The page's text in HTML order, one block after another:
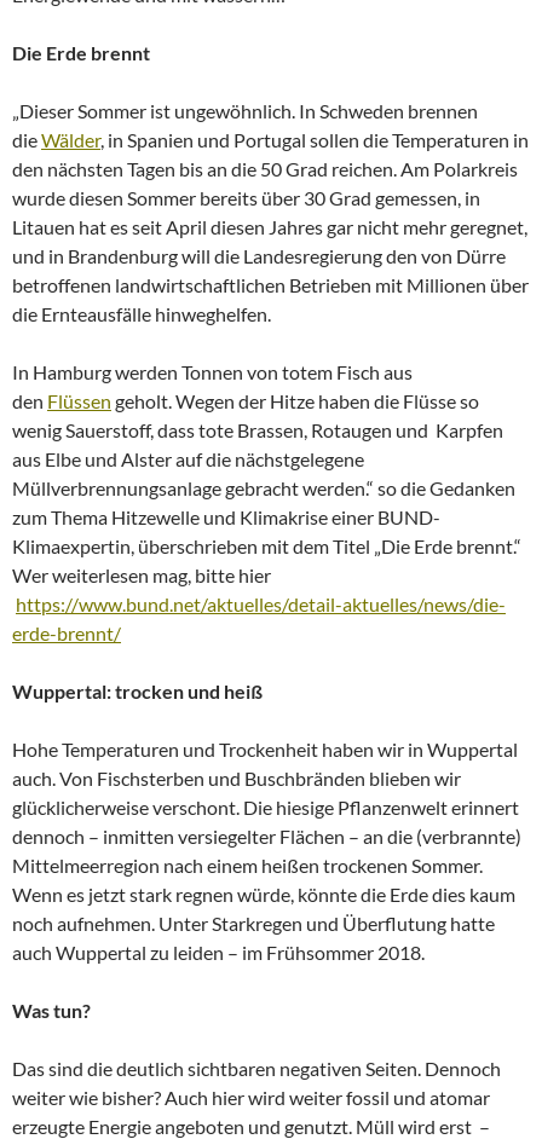
Die Erde brennt
„Dieser Sommer ist ungewöhnlich. In Schweden brennen
dieWälder, in Spanien und Portugal sollen die Temperaturen in
den nächsten Tagen bis an die 50 Grad reichen. Am Polarkreis
wurde diesen Sommer bereits über 30 Grad gemessen, in
Litauen hat es seit April diesen Jahres gar nicht mehr geregnet,
und in Brandenburg will die Landesregierung den von Dürre
betroffenen landwirtschaftlichen Betrieben mit Millionen über
die Ernteausfälle hinweghelfen.
In Hamburg werden Tonnen von totem Fisch aus
den Flüssen geholt. Wegen der Hitze haben die Flüsse so
wenig Sauerstoff, dass tote Brassen, Rotaugen und Karpfen
aus Elbe und Alster auf die nächstgelegene
Müllverbrennungsanlage gebracht werden.“ so die Gedanken
zum Thema Hitzewelle und Klimakrise einer BUND-
Klimaexpertin, überschrieben mit dem Titel „Die Erde brennt.“
Wer weiterlesen mag, bitte hier
https://www.bund.net/aktuelles/detail-aktuelles/news/die-
erde-brennt/
Wuppertal: trocken und heiß
Hohe Temperaturen und Trockenheit haben wir in Wuppertal
auch. Von Fischsterben und Buschbränden blieben wir
glücklicherweise verschont. Die hiesige Pflanzenwelt erinnert
dennoch – inmitten versiegelter Flächen – an die (verbrannte)
Mittelmeerregion nach einem heißen trockenen Sommer.
Wenn es jetzt stark regnen würde, könnte die Erde dies kaum
noch aufnehmen. Unter Starkregen und Überflutung hatte
auch Wuppertal zu leiden – im Frühsommer 2018.
Was tun?
Das sind die deutlich sichtbaren negativen Seiten. Dennoch
weiter wie bisher? Auch hier wird weiter fossil und atomar
erzeugte Energie angeboten und genutzt. Müll wird erst –